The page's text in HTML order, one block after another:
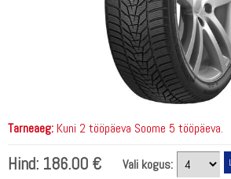
Tarneaeg: Kuni 2 tööpäeva Soome 5 tööpäeva.
Hind: 186.00 €
Vali kogus: